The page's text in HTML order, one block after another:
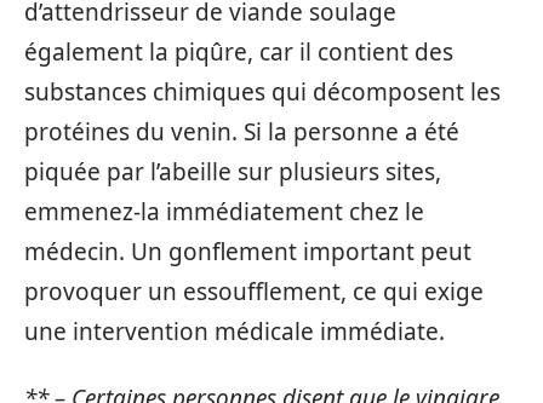
d’attendrisseur de viande soulage
également la piqûre, car il contient des
substances chimiques qui décomposent les
protéines du venin. Si la personne a été
piquée par l’abeille sur plusieurs sites,
emmenez-la immédiatement chez le
médecin. Un gonflement important peut
provoquer un essoufflement, ce qui exige
une intervention médicale immédiate.